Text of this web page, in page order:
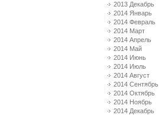
2013 Декабрь
2014 Январь
2014 Февраль
2014 Март
2014 Апрель
2014 Май
2014 Июнь
2014 Июль
2014 Август
2014 Сентябрь
2014 Октябрь
2014 Ноябрь
2014 Декабрь